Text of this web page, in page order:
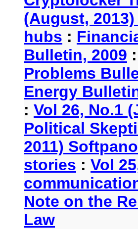
(August,
hubs :
Bulletin, 2009 :
Problems
Energy
: Vol 26, No.1
Political
2011)
stories : Vol
Note on the
Law